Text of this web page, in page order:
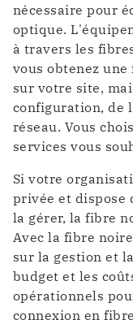
nécessaire pour
optique.
à travers les
vous obtenez
sur votre site,
configuration, de
réseau. Vous
services vous
Si votre
privée et dispose
la gérer, la fibre
Avec la fibre
sur la gestion et
budget et les
opérationnels
connexion en